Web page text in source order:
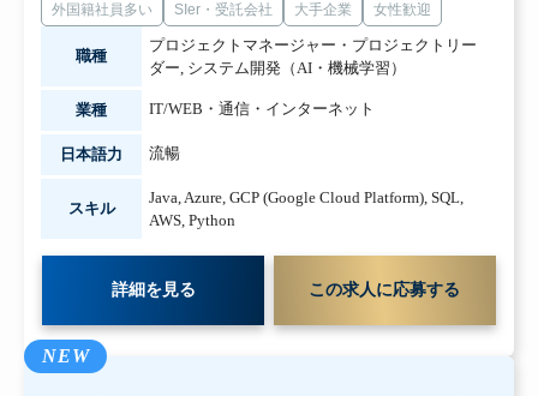
外国籍社員多い SIer・受託会社 大手企業 女性歓迎
職種
プロジェクトマネージャー・プロジェクトリー
ダー, システム開発（AI・機械学習）
業種 IT/WEB・通信・インターネット
日本語力 流暢
スキル
Java,Azure, GCP (Google Cloud Platform), SQL,
AWS, Python
詳細を見る この求人に応募する
NEW